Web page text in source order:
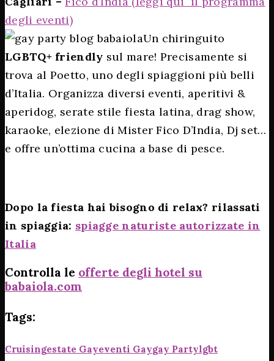
degli eventi)
Un chiringuito
LGBTQ+ friendly sul mare! Precisamente si
trova al Poetto, uno degli spiaggioni più belli
d’Italia. Organizza diversi eventi, aperitivi &
aperidog, serate stile fiesta latina, drag show,
karaoke, elezione di Mister Fico D’India, Dj set…
e offre un’ottima cucina a base di pesce.
Dopo la fiesta hai bisogno di relax? rilassati
in spiaggia: spiagge naturiste autorizzate in
Italia
Controlla le offerte degli hotel su
babaiola.com
Tags:
CruisingEstate GayEventi GayGay PartyLgbt